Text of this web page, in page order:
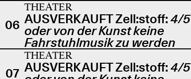
06
THEATER
AUSVERKAUFT Zell:stoff: 4/5
oder von der Kunst keine
Fahrstuhlmusik zu werden
07
THEATER
AUSVERKAUFT Zell:stoff: 4/5